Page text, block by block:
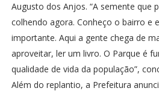
Augusto dos Anjos. “A semente que
colhendo agora. Conheço o bairro e
importante. Aqui a gente chega de
aproveitar, ler um livro. O Parque é
qualidade de vida da população”,
Além do replantio, a Prefeitura